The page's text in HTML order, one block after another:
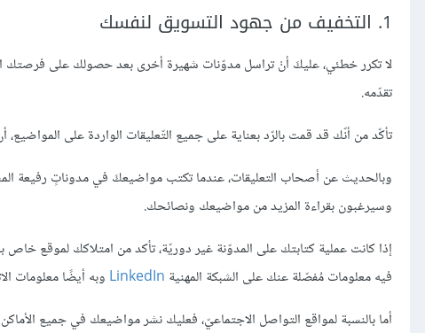
1. التخفيف من جهود التسويق لنفسك
لا تكرر خطئي، عليكَ أنْ تراسل مدوّنات شهيرة أخرى بعد حصولك على فرصتك
تقدّمه.
تأكّد من أنّك قد قمت بالرّد بعناية على جميع التّعليقات الواردة على
وبالحديث عن أصحاب التعليقات، عندما تكتب مواضيعكَ في مدوناتٍ رفيعة
وسيرغبون بقراءة المزيد من مواضيعك ونصائحك.
إذا كانت عملية كتابتك على المدوّنة غير دوريّة، تأكد من امتلاكك
فيه معلومات مُفصّلة عنك على الشبكة المهنية LinkedIn وبه أيضًا معلومات
أما بالنسبة لمواقع التواصل الاجتماعيّ، فعليك نشر مواضيعك في جميع